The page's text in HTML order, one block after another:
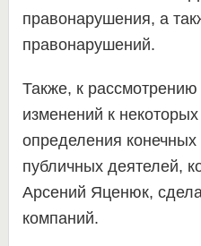
правонарушения, а
правонарушений.
Также, к
изменений к
определения
публичных деятелей,
Арсений Яценюк,
компаний.